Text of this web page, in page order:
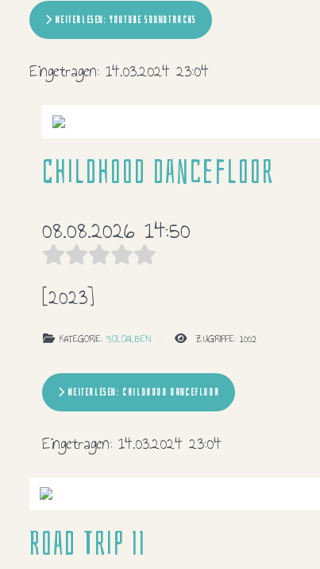
WEITERLESEN: YOUTUBE SOUNDTRACKS
Eingetragen: 14.03.2024 23:04
Childhood dancefloor
08.08.2026 14:50
[2023]
KATEGORIE: SOLOALBEN ZUGRIFFE: 1002
WEITERLESEN: CHILDHOOD DANCEFLOOR
Eingetragen: 14.03.2024 23:04
Road Trip II